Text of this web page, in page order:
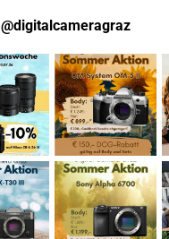
@digitalcameragraz